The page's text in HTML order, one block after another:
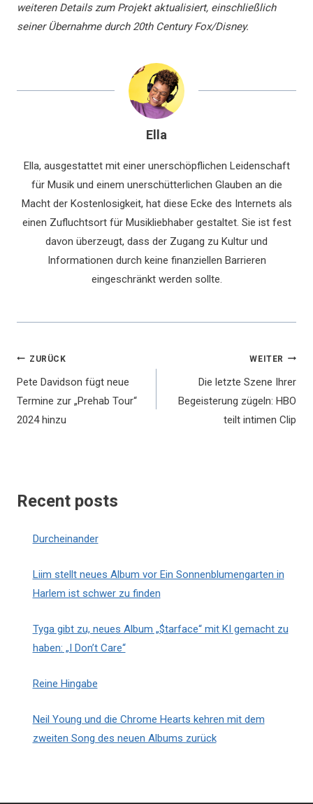
weiteren Details zum Projekt aktualisiert, einschließlich
seiner Übernahme durch 20th Century Fox/Disney.
Ella
Ella, ausgestattet mit einer unerschöpflichen Leidenschaft
für Musik und einem unerschütterlichen Glauben an die
Macht der Kostenlosigkeit, hat diese Ecke des Internets als
einen Zufluchtsort für Musikliebhaber gestaltet. Sie ist fest
davon überzeugt, dass der Zugang zu Kultur und
Informationen durch keine finanziellen Barrieren
eingeschränkt werden sollte.
Beitragsnavigation
ZURÜCK
Pete Davidson fügt neue
Termine zur „Prehab Tour“
2024 hinzu
WEITER
Die letzte Szene Ihrer
Begeisterung zügeln: HBO
teilt intimen Clip
Recent posts
Durcheinander
Liim stellt neues Album vor Ein Sonnenblumengarten in
Harlem ist schwer zu finden
Tyga gibt zu, neues Album „$tarface“ mit KI gemacht zu
haben: „I Don’t Care“
Reine Hingabe
Neil Young und die Chrome Hearts kehren mit dem
zweiten Song des neuen Albums zurück